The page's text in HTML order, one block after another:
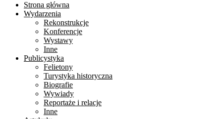
Strona główna
Wydarzenia
Rekonstrukcje
Konferencje
Wystawy
Inne
Publicystyka
Felietony
Turystyka historyczna
Biografie
Wywiady
Reportaże i relacje
Inne